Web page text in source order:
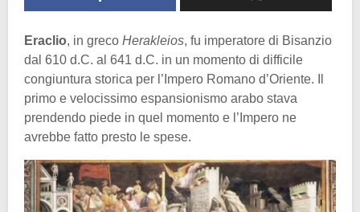
Eraclio, in greco Herakleios, fu imperatore di Bisanzio
dal 610 d.C. al 641 d.C. in un momento di difficile
congiuntura storica per l’Impero Romano d’Oriente. Il
primo e velocissimo espansionismo arabo stava
prendendo piede in quel momento e l’Impero ne
avrebbe fatto presto le spese.